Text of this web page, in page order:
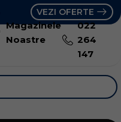
VEZI OFERTE
Magazinele
Noastre
022
264
147